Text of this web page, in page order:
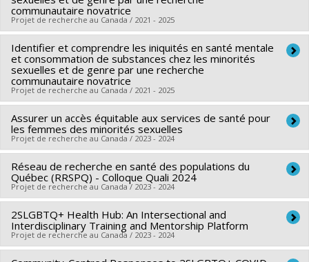
Sources de financement :
santé du Canada
Programmes de subvention : PVXXXXXX-(PJT) Subvention
Projet
Sources de financement :
Québec - Santé (FRSQ)
Programmes de subvention : PVXXXXXX-Réseaux
thématiques de recherche
communautaire novatrice
Projet de recherche au Canada / 2021 - 2025
Chercheur principal : Olivier Ferlatte
Sources de financement :FRQS/Fonds de recherche du
Québec - Santé (FRSQ)
Programmes de subvention :PVXXXXXX-Bourse de
chercheur-boursier : Junior 1
Identifier et comprendre les iniquités en santé mentale
et consommation de substances chez les minorités
sexuelles et de genre par une recherche
communautaire novatrice
Projet de recherche au Canada / 2021 - 2025
Chercheur principal : Olivier Ferlatte
Sources de financement :FRQS/Fonds de recherche du
Québec - Santé (FRSQ)
Programmes de subvention :PVXXXXXX-Établissement de
jeunes chercheurs Juniors 1
Assurer un accès équitable aux services de santé pour
les femmes des minorités sexuelles
Projet de recherche au Canada / 2023 - 2024
Chercheur principal : Olivier Ferlatte
Co-chercheurs : Tara Chanady
Sources de financement :MSSS/Ministère de la Santé et des
Services sociaux
Programmes de subvention :
Réseau de recherche en santé des populations du
Québec (RRSPQ) - Colloque Quali 2024
Projet de recherche au Canada / 2023 - 2024
Chercheur principal : France Gagnon
Co-chercheurs : Olivier Ferlatte
Sources de financement :FRQS/Fonds de recherche du
2SLGBTQ+ Health Hub: An Intersectional and
Interdisciplinary Training and Mentorship Platform
Projet de recherche au Canada / 2023 - 2024